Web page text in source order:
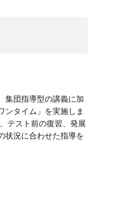
集団指導型の講義に加
ンタイム」を実施しま
テスト前の復習、発展
状況に合わせた指導を